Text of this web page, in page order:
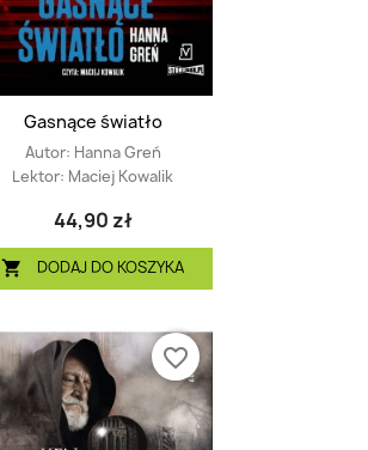
Gasnące światło
Autor: Hanna Greń
Lektor: Maciej Kowalik
44,90 zł
 DODAJ DO KOSZYKA
favorite_border